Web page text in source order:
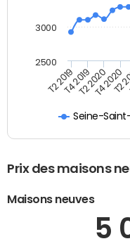
Seine-
T2 2019T4 2019T2 2020T4 2020
T2
2500
3000
Prix des maisons
Maisons neuves
5